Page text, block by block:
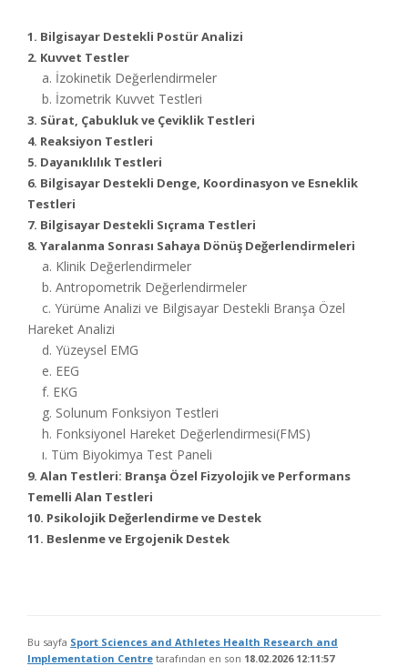
1. Bilgisayar Destekli Postür Analizi
2. Kuvvet Testler
a. İzokinetik Değerlendirmeler
b. İzometrik Kuvvet Testleri
3. Sürat, Çabukluk ve Çeviklik Testleri
4. Reaksiyon Testleri
5. Dayanıklılık Testleri
6. Bilgisayar Destekli Denge, Koordinasyon ve Esneklik
Testleri
7. Bilgisayar Destekli Sıçrama Testleri
8. Yaralanma Sonrası Sahaya Dönüş Değerlendirmeleri
a. Klinik Değerlendirmeler
b. Antropometrik Değerlendirmeler
c. Yürüme Analizi ve Bilgisayar Destekli Branşa Özel
Hareket Analizi
d. Yüzeysel EMG
e. EEG
f. EKG
g. Solunum Fonksiyon Testleri
h. Fonksiyonel Hareket Değerlendirmesi(FMS)
ı. Tüm Biyokimya Test Paneli
9. Alan Testleri: Branşa Özel Fizyolojik ve Performans
Temelli Alan Testleri
10. Psikolojik Değerlendirme ve Destek
11. Beslenme ve Ergojenik Destek
Bu sayfa Sport Sciences and Athletes Health Research and
Implementation Centre tarafından en son 18.02.2026 12:11:57